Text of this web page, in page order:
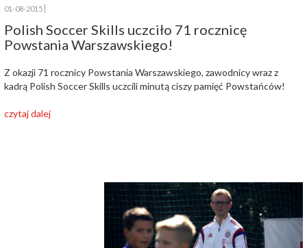
01-08-2015
Polish Soccer Skills uczciło 71 rocznicę
Powstania Warszawskiego!
Z okazji 71 rocznicy Powstania Warszawskiego, zawodnicy wraz z
kadrą Polish Soccer Skills uczcili minutą ciszy pamięć Powstańców!
czytaj dalej